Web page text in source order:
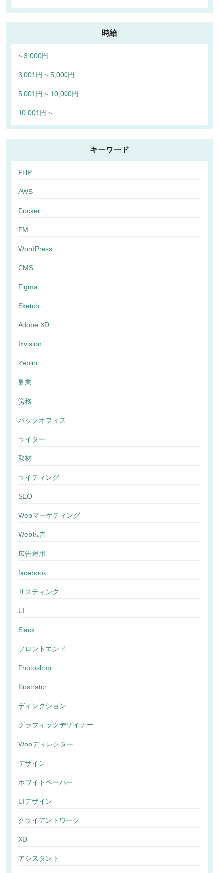
時給
~ 3,000円
3,001円 ~ 5,000円
5,001円 ~ 10,000円
10,001円 ~
キーワード
PHP
AWS
Docker
PM
WordPress
CMS
Figma
Sketch
Adobe XD
Invision
Zeplin
副業
労務
バックオフィス
ライター
取材
ライティング
SEO
Webマーケティング
Web広告
広告運用
facebook
リスティング
UI
Slack
フロントエンド
Photoshop
Illustrator
ディレクション
グラフィックデザイナー
Webディレクター
デザイン
ホワイトペーパー
UIデザイン
クライアントワーク
XD
アシスタント